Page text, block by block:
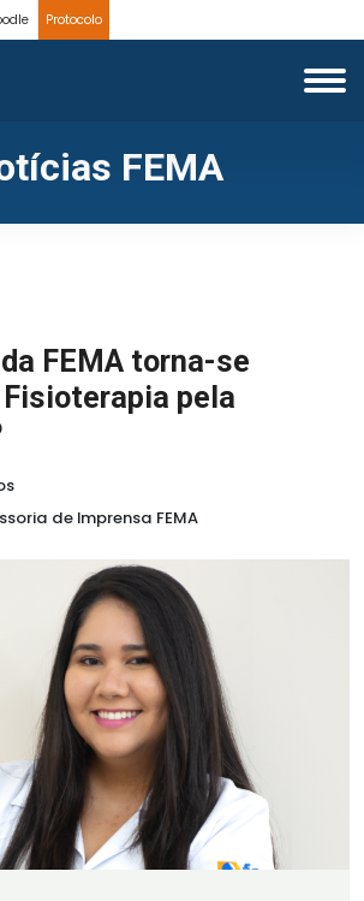
Protocolo
FEMA
FEMA torna-se
pela
de Imprensa FEMA